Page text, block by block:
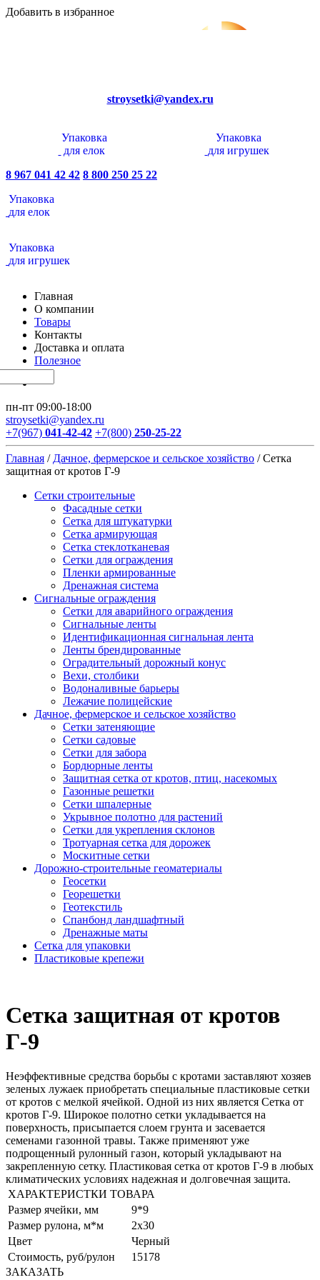
Добавить в избранное
stroysetki@yandex.ru
Упаковка
для елок
Упаковка
для игрушек
8 967 041 42 42 8 800 250 25 22
Упаковка
для елок
Упаковка
для игрушек
Главная
О компании
Товары
Контакты
Доставка и оплата
Полезное
пн-пт 09:00-18:00
stroysetki@yandex.ru
+7(967) 041-42-42 +7(800) 250-25-22
Главная / Дачное, фермерское и сельское хозяйство /Сетка
защитная от кротов Г-9
Сетки строительные
Фасадные сетки
Сетка для штукатурки
Сетка армирующая
Сетка стеклотканевая
Сетки для ограждения
Пленки армированные
Дренажная система
Сигнальные ограждения
Сетки для аварийного ограждения
Сигнальные ленты
Идентификационная сигнальная лента
Ленты брендированные
Оградительный дорожный конус
Вехи, столбики
Водоналивные барьеры
Лежачие полицейские
Дачное, фермерское и сельское хозяйство
Сетки затеняющие
Сетки садовые
Сетки для забора
Бордюрные ленты
Защитная сетка от кротов, птиц, насекомых
Газонные решетки
Сетки шпалерные
Укрывное полотно для растений
Сетки для укрепления склонов
Тротуарная сетка для дорожек
Москитные сетки
Дорожно-строительные геоматериалы
Геосетки
Георешетки
Геотекстиль
Спанбонд ландшафтный
Дренажные маты
Сетка для упаковки
Пластиковые крепежи
Сетка защитная от кротов
Г-9
Неэффективные средства борьбы с кротами заставляют хозяев
зеленых лужаек приобретать специальные пластиковые сетки
от кротов с мелкой ячейкой. Одной из них является Сетка от
кротов Г-9. Широкое полотно сетки укладывается на
поверхность, присыпается слоем грунта и засевается
семенами газонной травы. Также применяют уже
подрощенный рулонный газон, который укладывают на
закрепленную сетку. Пластиковая сетка от кротов Г-9 в любых
климатических условиях надежная и долговечная защита.
ХАРАКТЕРИСТКИ ТОВАРА
Размер ячейки, мм
9*9
Размер рулона, м*м
2x30
Цвет
Черный
Стоимость, руб/рулон
15178
ЗАКАЗАТЬ